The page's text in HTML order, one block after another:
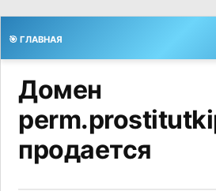
🎯 ГЛАВНАЯ
Домен
продается